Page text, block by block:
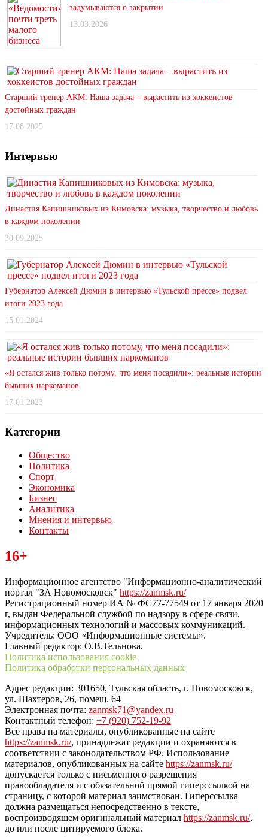
задумываются о закрытии
13.03.2026
Старший тренер АКМ: Наша задача – вырастить из хоккеистов
достойных граждан
17.08.2025
Интервью
Династия Капишниковых из Кимовска: музыка, творчество и любовь
в каждом поколении
30.09.2025
Губернатор Алексей Дюмин в интервью «Тульской прессе» подвел
итоги 2023 года
15.01.2024
«Я остался жив только потому, что меня посадили»: реальные истории
бывших наркоманов
17.01.2023
Категории
Общество
Политика
Спорт
Экономика
Бизнес
Аналитика
Мнения и интервью
Контакты
Читайте последние новости дня в Тульской области на сайте
“ЗаНовомосковск”
16+
Информационное агентство "Информационно-аналитический
портал "ЗА Новомосковск" https://zanmsk.ru/
Регистрационный номер ИА № ФС77-77549 от 17 января 2020
г, выдан Федеральной службой по надзору в сфере связи,
информационных технологий и массовых коммуникаций.
Учредитель: ООО «Информационные системы».
Главный редактор: О.В.Тельнова.
Политика использования cookie
Политика обработки персональных данных
Адрес редакции: 301650, Тульская область, г. Новомосковск,
ул. Шахтеров, 26, помещ. 64
Электронная почта: zanmsk71@yandex.ru
Контактный телефон: +7 (920) 752-19-92
Все права на материалы, опубликованные на сайте
https://zanmsk.ru/, принадлежат редакции и охраняются в
соответствии с законодательством РФ. Использование
материалов, опубликованных на сайте https://zanmsk.ru/
допускается только с письменного разрешения
правообладателя и с обязательной прямой гиперссылкой на
страницу, с которой материал заимствован. Гиперссылка
должна размещаться непосредственно в тексте,
воспроизводящем оригинальный материал https://zanmsk.ru/,
до или после цитируемого блока.